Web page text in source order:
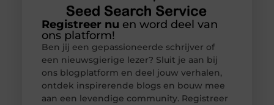
Registreer nu en word deel van
ons platform!
Ben jij een gepassioneerde schrijver of
een nieuwsgierige lezer? Sluit je aan bij
ons blogplatform en deel jouw verhalen,
ontdek inspirerende blogs en bouw mee
aan een levendige community. Registreer